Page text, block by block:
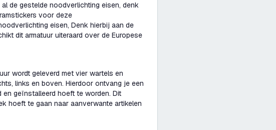
de gestelde noodverlichting eisen, denk
voor deze
eisen, Denk hierbij aan de
dit armatuur uiteraard over de Europese
wordt geleverd met vier wartels en
links en boven. Hierdoor ontvang je een
geïnstalleerd hoeft te worden. Dit
hoeft te gaan naar aanverwante artikelen